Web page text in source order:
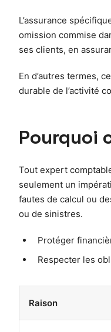
L’assurance
omission commise
ses clients, en
En d’autres termes,
durable de l’activité
Pourquoi
Tout expert
seulement un
fautes de calcul ou
ou de sinistres.
Protéger
Respecter les
Raison